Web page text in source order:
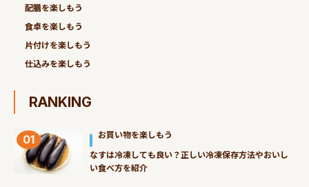
配膳を楽しもう
食卓を楽しもう
片付けを楽しもう
仕込みを楽しもう
RANKING
01
お買い物を楽しもう
なすは冷凍しても良い？正しい冷凍保存方法やおいし
い食べ方を紹介